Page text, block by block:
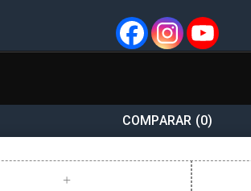
COMPARAR (0)